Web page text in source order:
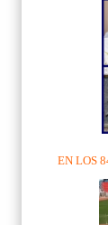
EN LOS